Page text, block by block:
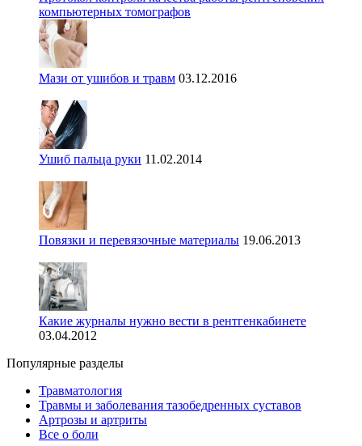
компьютерных томографов
Мази от ушибов и травм 03.12.2016
Ушиб пальца руки 11.02.2014
Повязки и перевязочные материалы 19.06.2013
Какие журналы нужно вести в рентгенкабинете
03.04.2012
Популярные разделы
Травматология
Травмы и заболевания тазобедренных суставов
Артрозы и артриты
Все о боли